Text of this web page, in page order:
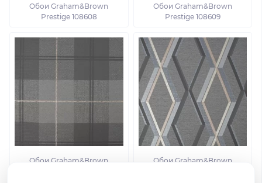
Обои Graham&Brown
Prestige 108608
Обои Graham&Brown
Prestige 108609
Обои Graham&Brown
Обои Graham&Brown